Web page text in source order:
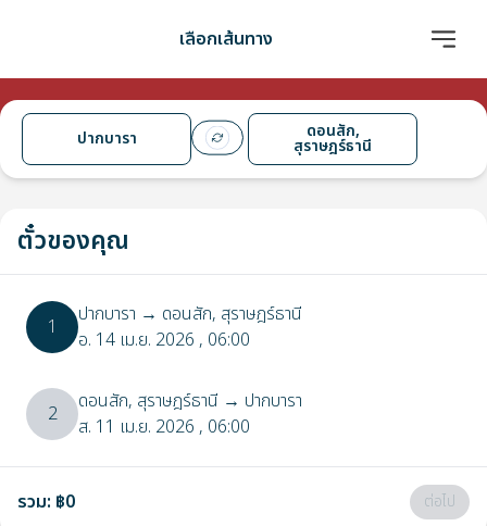
เลือกเส้นทาง
ปากบารา ดอนสัก,
สุราษฎร์ธานี
ตั๋วของคุณ
1 ปากบารา → ดอนสัก, สุราษฎร์ธานี
อ. 14 เม.ย. 2026 , 06:00
2 ดอนสัก, สุราษฎร์ธานี → ปากบารา
ส. 11 เม.ย. 2026 , 06:00
รวม: ฿0 ต่อไป